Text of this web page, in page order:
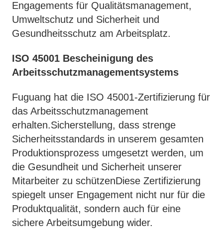
Engagements für Qualitätsmanagement,
Umweltschutz und Sicherheit und
Gesundheitsschutz am Arbeitsplatz.
ISO 45001 Bescheinigung des
Arbeitsschutzmanagementsystems
Fuguang hat die ISO 45001-Zertifizierung für
das Arbeitsschutzmanagement
erhalten.Sicherstellung, dass strenge
Sicherheitsstandards in unserem gesamten
Produktionsprozess umgesetzt werden, um
die Gesundheit und Sicherheit unserer
Mitarbeiter zu schützenDiese Zertifizierung
spiegelt unser Engagement nicht nur für die
Produktqualität, sondern auch für eine
sichere Arbeitsumgebung wider.